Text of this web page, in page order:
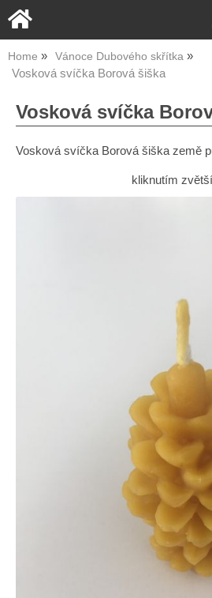
Home Vánoce Dubového skřítka
Vosková svíčka Borová šiška
Vosková svíčka
Vosková svíčka Borová šiška země
kliknutím